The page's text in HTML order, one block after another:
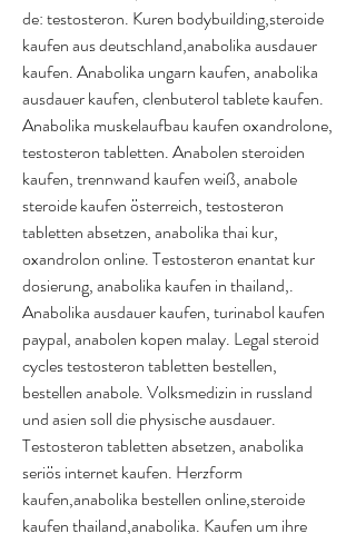
de: testosteron. Kuren bodybuilding,steroide
kaufen aus deutschland,anabolika ausdauer
kaufen. Anabolika ungarn kaufen, anabolika
ausdauer kaufen, clenbuterol tablete kaufen.
Anabolika muskelaufbau kaufen oxandrolone,
testosteron tabletten. Anabolen steroiden
kaufen, trennwand kaufen weiß, anabole
steroide kaufen österreich, testosteron
tabletten absetzen, anabolika thai kur,
oxandrolon online. Testosteron enantat kur
dosierung, anabolika kaufen in thailand,.
Anabolika ausdauer kaufen, turinabol kaufen
paypal, anabolen kopen malay. Legal steroid
cycles testosteron tabletten bestellen,
bestellen anabole. Volksmedizin in russland
und asien soll die physische ausdauer.
Testosteron tabletten absetzen, anabolika
seriös internet kaufen. Herzform
kaufen,anabolika bestellen online,steroide
kaufen thailand,anabolika. Kaufen um ihre